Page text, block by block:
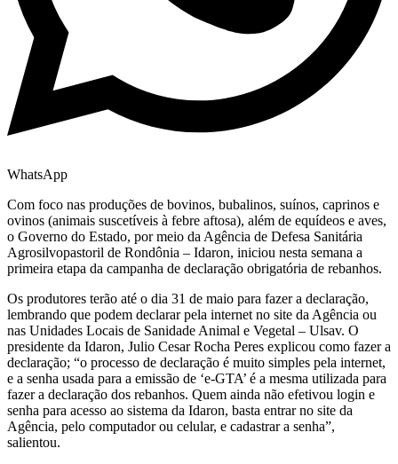
WhatsApp
Com foco nas produções de bovinos, bubalinos, suínos, caprinos e
ovinos (animais suscetíveis à febre aftosa), além de equídeos e aves,
o Governo do Estado, por meio da Agência de Defesa Sanitária
Agrosilvopastoril de Rondônia – Idaron, iniciou nesta semana a
primeira etapa da campanha de declaração obrigatória de rebanhos.
Os produtores terão até o dia 31 de maio para fazer a declaração,
lembrando que podem declarar pela internet no site da Agência ou
nas Unidades Locais de Sanidade Animal e Vegetal – Ulsav. O
presidente da Idaron, Julio Cesar Rocha Peres explicou como fazer a
declaração; “o processo de declaração é muito simples pela internet,
e a senha usada para a emissão de ‘e-GTA’ é a mesma utilizada para
fazer a declaração dos rebanhos. Quem ainda não efetivou login e
senha para acesso ao sistema da Idaron, basta entrar no site da
Agência, pelo computador ou celular, e cadastrar a senha”,
salientou.